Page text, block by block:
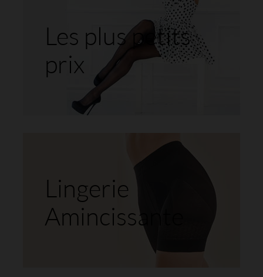
Les plus petits
prix
Lingerie
Amincissante